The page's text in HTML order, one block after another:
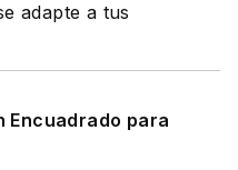
adapte a tus
Encuadrado para